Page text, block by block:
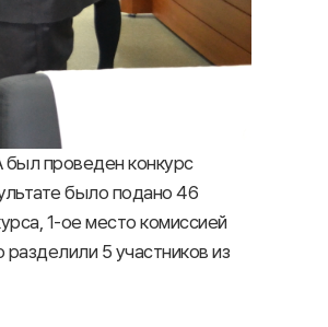
проведен конкурс
было подано 46
1-ое место комиссией
5 участников из